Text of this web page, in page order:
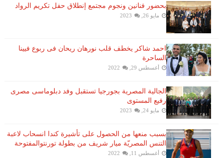
بحضور فنانين ونجوم مجتمع إنطلاق حفل تكريم الرواد
مايو 26, 2023
احمد شاكر يخطف قلب نورهان ريحان فى ربوع فيينا
الساحرة
أغسطس 29, 2022
الجالية المصرية بجورجيا تستقبل وفد دبلوماسى مصرى
رفيع المستوى
مايو 24, 2023
بسبب منعها من الحصول على تأشيرة كندا انسحاب لاعبة ​
التنس​ المصريّة ​ميار شريف​ من بطولة ​تورنتو​المفتوحة
أغسطس 11, 2022